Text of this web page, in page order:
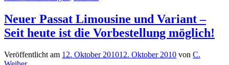
Neuer Passat Limousine und Variant –
Seit heute ist die Vorbestellung möglich!
Veröffentlicht am 12. Oktober 201012. Oktober 2010 von C.